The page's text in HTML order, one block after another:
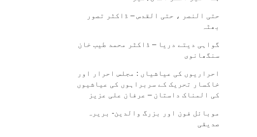
حتی النصر ، حتی القدس – ڈاکٹر تصور
بھٹہ
گواہی دیتے دریا – ڈاکٹر محمد طیب خان
سنگھانوی
احراریوں کی عیاشیاں : مجلس احرار اور
خاکسار تحریک کے سربراہوں کی عیاشیوں
کی المناک داستان – عرفان علی عزیز
موبائل فون اور بزرگ والدین- بریرہ
صدیقی